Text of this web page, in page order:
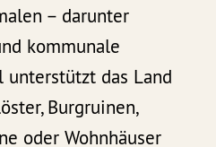
– darunter
kommunale
unterstützt das Land
Burgruinen,
oder Wohnhäuser